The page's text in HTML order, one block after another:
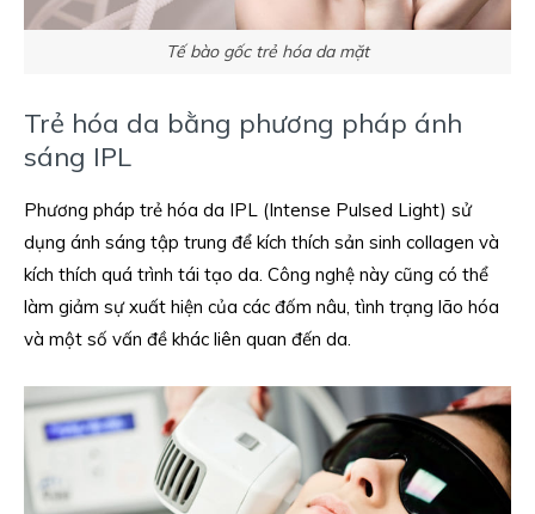
Tế bào gốc trẻ hóa da mặt
Trẻ hóa da bằng phương pháp ánh
sáng IPL
Phương pháp trẻ hóa da IPL (Intense Pulsed Light) sử
dụng ánh sáng tập trung để kích thích sản sinh collagen và
kích thích quá trình tái tạo da. Công nghệ này cũng có thể
làm giảm sự xuất hiện của các đốm nâu, tình trạng lão hóa
và một số vấn đề khác liên quan đến da.